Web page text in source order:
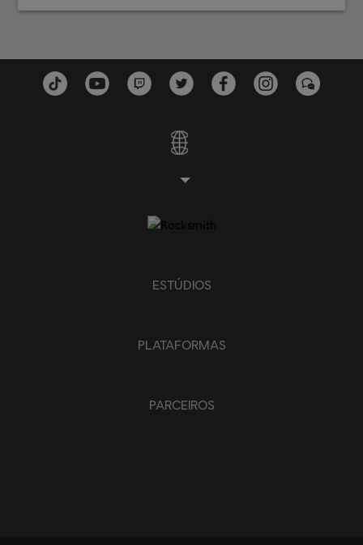
ESTÚDIOS
PLATAFORMAS
PARCEIROS